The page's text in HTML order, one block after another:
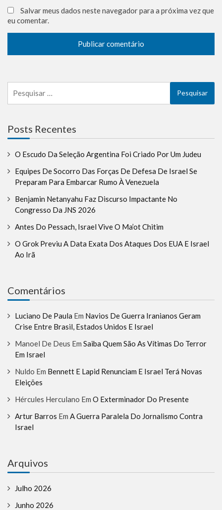
Salvar meus dados neste navegador para a próxima vez que
eu comentar.
por:
Posts Recentes
O Escudo Da Seleção Argentina Foi Criado Por Um Judeu
Equipes De Socorro Das Forças De Defesa De Israel Se
Preparam Para Embarcar Rumo À Venezuela
Benjamin Netanyahu Faz Discurso Impactante No
Congresso Da JNS 2026
Antes Do Pessach, Israel Vive O Ma’ot Chitim
O Grok Previu A Data Exata Dos Ataques Dos EUA E Israel
Ao Irã
Comentários
Luciano De Paula Em Navios De Guerra Iranianos Geram
Crise Entre Brasil, Estados Unidos E Israel
Manoel De Deus Em Saiba Quem São As Vítimas Do Terror
Em Israel
Nuldo Em Bennett E Lapid Renunciam E Israel Terá Novas
Eleições
Hércules Herculano Em O Exterminador Do Presente
Artur Barros Em A Guerra Paralela Do Jornalismo Contra
Israel
Arquivos
Julho 2026
Junho 2026